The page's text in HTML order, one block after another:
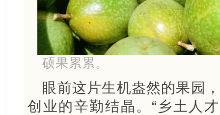
硕果累累。
眼前这片生机盎然的果园
创业的辛勤结晶。“乡土人